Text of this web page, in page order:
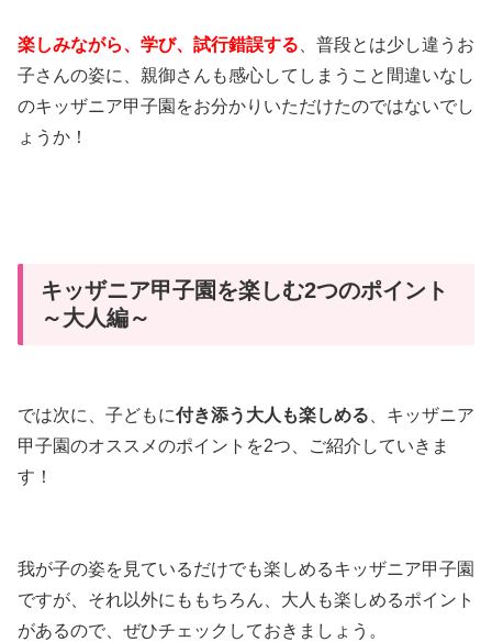
楽しみながら、学び、試行錯誤する 、普段とは少し違うお
子さんの姿に、親御さんも感心してしまうこと間違いなし
のキッザニア甲子園をお分かりいただけたのではないでし
ょうか！
キッザニア甲子園を楽しむ2つのポイント
～大人編～
では次に、子どもに付き添う大人も楽しめる 、キッザニア
甲子園のオススメのポイントを2つ、ご紹介していきま
す！
我が子の姿を見ているだけでも楽しめるキッザニア甲子園
ですが、それ以外にももちろん、大人も楽しめるポイント
があるので、ぜひチェックしておきましょう。